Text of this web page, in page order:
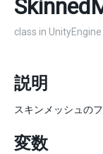
class in UnityEngine
説明
スキンメッシュの
変数